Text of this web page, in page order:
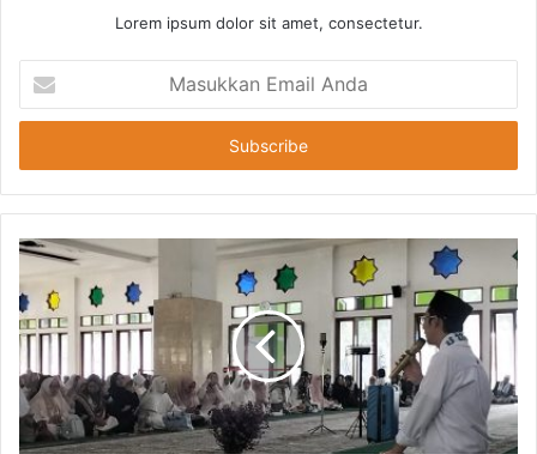
Lorem ipsum dolor sit amet, consectetur.
Email
Anda